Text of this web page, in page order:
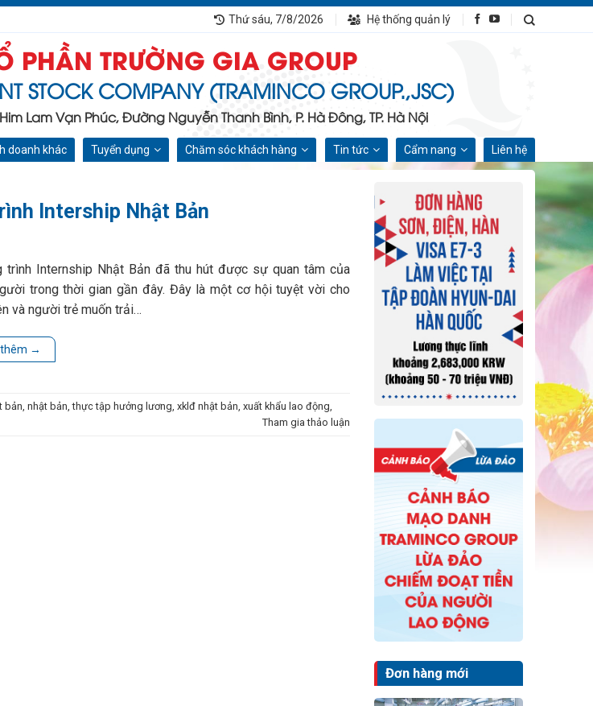
Thứ sáu, 7/8/2026 Hệ thống quản lý
PHẦN TRƯỜNG GIA GROUP
STOCK COMPANY (TRAMINCO GROUP.,JSC)
Him Lam Vạn Phúc, Đường Nguyễn Thanh Bình, P. Hà Đông, TP. Hà Nội
doanh khác Tuyển dụng Chăm sóc khách hàng Tin tức Cẩm nang Liên hệ
Intership Nhật Bản
trình Internship Nhật Bản đã thu hút được sự quan tâm của
trong thời gian gần đây. Đây là một cơ hội tuyệt vời cho
và người trẻ muốn trải…
→
bản nhật bản ,thực tập hưởng lương xklđ nhật bản xuất khẩu lao động
Tham gia thảo luận
Đơn hàng mới